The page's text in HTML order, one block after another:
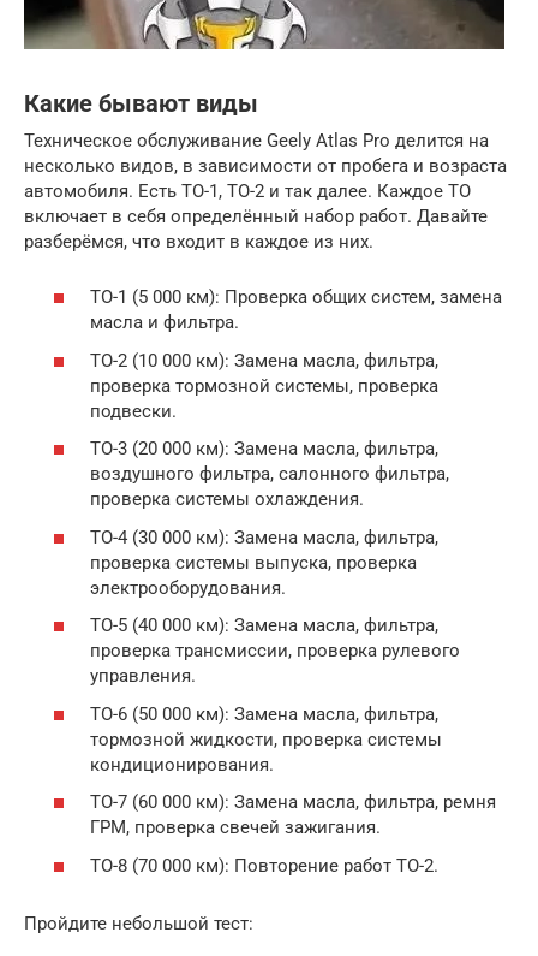
Какие бывают виды
Техническое обслуживание Geely Atlas Pro делится на
несколько видов, в зависимости от пробега и возраста
автомобиля. Есть ТО-1, ТО-2 и так далее. Каждое ТО
включает в себя определённый набор работ. Давайте
разберёмся, что входит в каждое из них.
ТО-1 (5 000 км): Проверка общих систем, замена
масла и фильтра.
ТО-2 (10 000 км): Замена масла, фильтра,
проверка тормозной системы, проверка
подвески.
ТО-3 (20 000 км): Замена масла, фильтра,
воздушного фильтра, салонного фильтра,
проверка системы охлаждения.
ТО-4 (30 000 км): Замена масла, фильтра,
проверка системы выпуска, проверка
электрооборудования.
ТО-5 (40 000 км): Замена масла, фильтра,
проверка трансмиссии, проверка рулевого
управления.
ТО-6 (50 000 км): Замена масла, фильтра,
тормозной жидкости, проверка системы
кондиционирования.
ТО-7 (60 000 км): Замена масла, фильтра, ремня
ГРМ, проверка свечей зажигания.
ТО-8 (70 000 км): Повторение работ ТО-2.
Пройдите небольшой тест: